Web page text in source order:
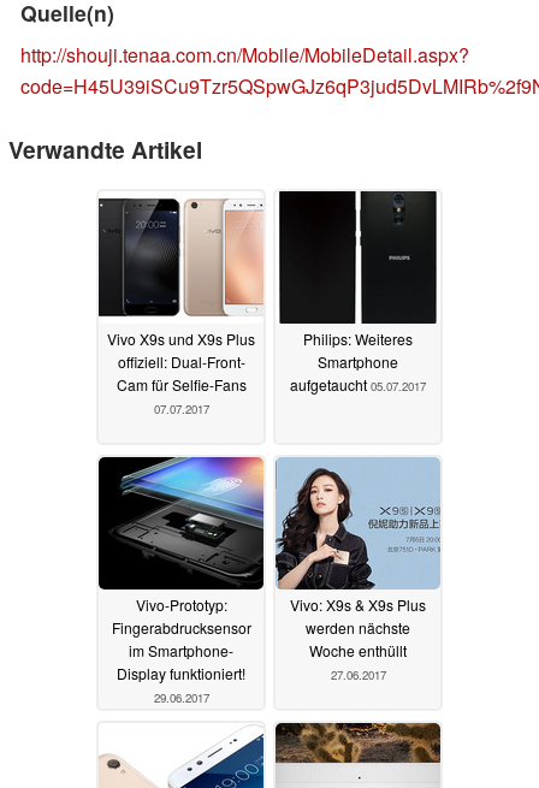
Quelle(n)
http://shouji.tenaa.com.cn/Mobile/MobileDetail.aspx?
Verwandte Artikel
Vivo X9s und X9s Plus
offiziell: Dual-Front-
Cam für Selfie-Fans
07.07.2017
Philips: Weiteres
Smartphone
aufgetaucht 05.07.2017
Vivo-Prototyp:
Fingerabdrucksensor
im Smartphone-
Display funktioniert!
29.06.2017
Vivo: X9s & X9s Plus
werden nächste
Woche enthüllt
27.06.2017